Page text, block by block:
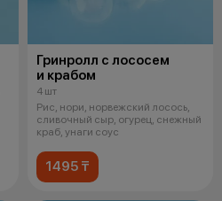
Гринролл с лососем
и крабом
4 шт
Рис, нори, норвежский лосось,
сливочный сыр, огурец, снежный
краб, унаги соус
1495 ₸